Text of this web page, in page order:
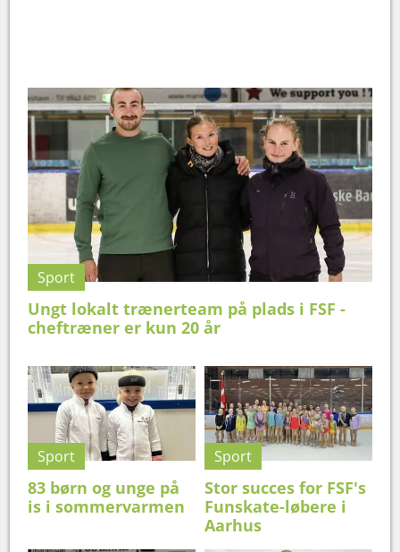
Sport
Ungt lokalt trænerteam på plads i FSF -
cheftræner er kun 20 år
Sport
83 børn og unge på
is i sommervarmen
Sport
Stor succes for FSF's
Funskate-løbere i
Aarhus